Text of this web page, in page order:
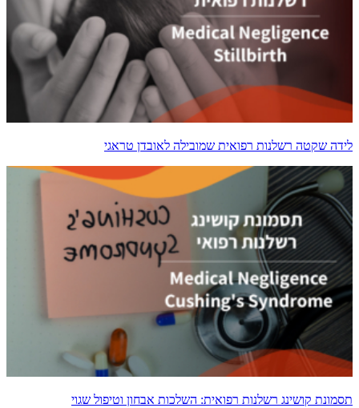
לידה שקטה רשלנות רפואית שמובילה לאובדן טראגי
תסמונת קושינג רשלנות רפואית: השלכות אבחון וטיפול שגוי